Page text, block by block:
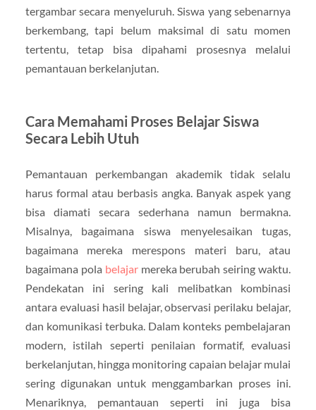
tergambar secara menyeluruh. Siswa yang sebenarnya
berkembang, tapi belum maksimal di satu momen
tertentu, tetap bisa dipahami prosesnya melalui
pemantauan berkelanjutan.
Cara Memahami Proses Belajar Siswa
Secara Lebih Utuh
Pemantauan perkembangan akademik tidak selalu
harus formal atau berbasis angka. Banyak aspek yang
bisa diamati secara sederhana namun bermakna.
Misalnya, bagaimana siswa menyelesaikan tugas,
bagaimana mereka merespons materi baru, atau
bagaimana pola belajarmereka berubah seiring waktu.
Pendekatan ini sering kali melibatkan kombinasi
antara evaluasi hasil belajar, observasi perilaku belajar,
dan komunikasi terbuka. Dalam konteks pembelajaran
modern, istilah seperti penilaian formatif, evaluasi
berkelanjutan, hingga monitoring capaian belajar mulai
sering digunakan untuk menggambarkan proses ini.
Menariknya, pemantauan seperti ini juga bisa